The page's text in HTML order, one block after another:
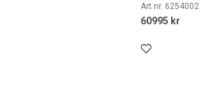
Art nr. 6254002
60995 kr